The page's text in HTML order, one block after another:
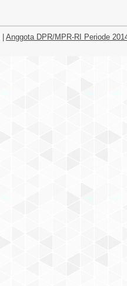
Anggota DPR/MPR-RI Periode